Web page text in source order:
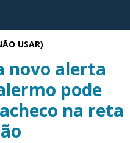
USAR)
novo alerta
pode
na reta